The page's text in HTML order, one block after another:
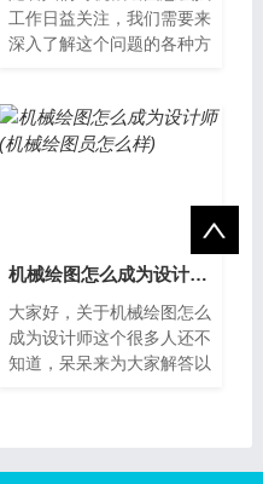
工作日益关注，我们需要来
深入了解这个问题的各种方
行业也在不...
机械绘图怎么成为设计师(机械绘图员怎么样)
大家好，关于机械绘图怎么
成为设计师这个很多人还不
知道，呆呆来为大家解答以